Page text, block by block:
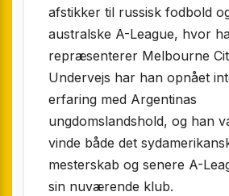
afstikker til russisk fodbold
australske A-League, hvor
repræsenterer Melbourne
Undervejs har han opnået
erfaring med Argentinas
ungdomslandshold, og han
vinde både det
mesterskab og senere A-
sin nuværende klub.